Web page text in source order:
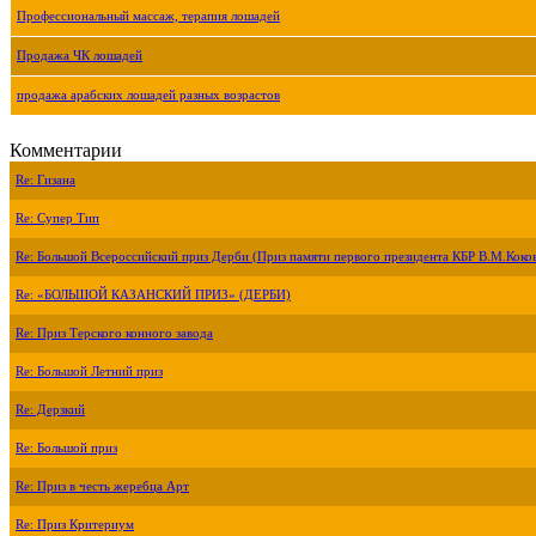
Профессиональный массаж, терапия лошадей
Продажа ЧК лошадей
продажа арабских лошадей разных возрастов
Комментарии
Re: Гизана
Re: Супер Тип
Re: Большой Всероссийский приз Дерби (Приз памяти первого президента КБР
Re: «БОЛЬШОЙ КАЗАНСКИЙ ПРИЗ» (ДЕРБИ)
Re: Приз Терского конного завода
Re: Большой Летний приз
Re: Дерзкий
Re: Большой приз
Re: Приз в честь жеребца Арт
Re: Приз Критериум